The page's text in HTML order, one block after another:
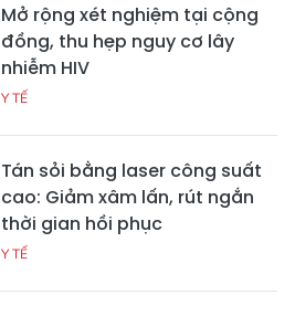
Mở rộng xét nghiệm tại cộng
đồng, thu hẹp nguy cơ lây
nhiễm HIV
Y TẾ
Tán sỏi bằng laser công suất
cao: Giảm xâm lấn, rút ngắn
thời gian hồi phục
Y TẾ